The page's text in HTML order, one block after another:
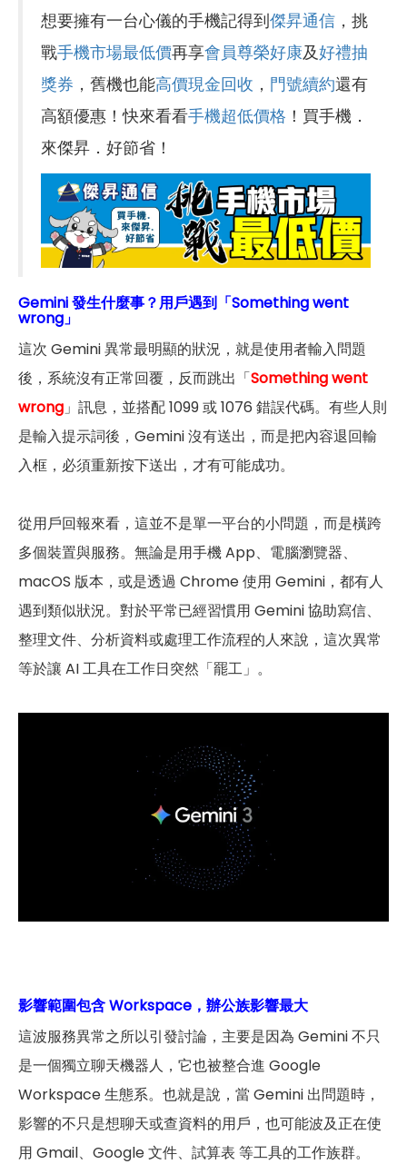
想要擁有一台心儀的手機記得到傑昇通信 ，挑
戰手機市場最低價再享會員尊榮好康及好禮抽
獎券 ，舊機也能高價現金回收 ， 門號續約還有
高額優惠！快來看看手機超低價格 ！買手機．
來傑昇．好節省！
Gemini 發生什麼事？用戶遇到「Something went
wrong」
這次 Gemini 異常最明顯的狀況，就是使用者輸入問題
後，系統沒有正常回覆，反而跳出「Something went
wrong 」訊息，並搭配 1099 或 1076 錯誤代碼。有些人則
是輸入提示詞後，Gemini 沒有送出，而是把內容退回輸
入框，必須重新按下送出，才有可能成功。
從用戶回報來看，這並不是單一平台的小問題，而是橫跨
多個裝置與服務。無論是用手機 App、電腦瀏覽器、
macOS 版本，或是透過 Chrome 使用 Gemini，都有人
遇到類似狀況。對於平常已經習慣用 Gemini 協助寫信、
整理文件、分析資料或處理工作流程的人來說，這次異常
等於讓 AI 工具在工作日突然「罷工」。
影響範圍包含 Workspace，辦公族影響最大
這波服務異常之所以引發討論，主要是因為 Gemini 不只
是一個獨立聊天機器人，它也被整合進 Google
Workspace 生態系。也就是說，當 Gemini 出問題時，
影響的不只是想聊天或查資料的用戶，也可能波及正在使
用 Gmail、Google 文件、試算表 等工具的工作族群。